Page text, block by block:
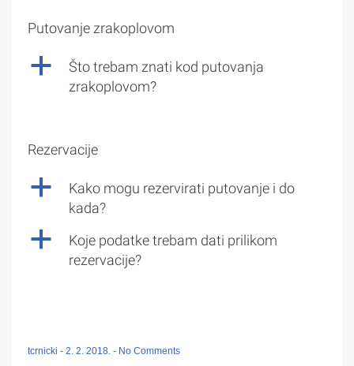
Putovanje zrakoplovom
a
Što trebam znati kod putovanja
zrakoplovom?
Rezervacije
a
Kako mogu rezervirati putovanje i do
kada?
a
Koje podatke trebam dati prilikom
rezervacije?
tcrnicki - 2. 2. 2018. - No Comments